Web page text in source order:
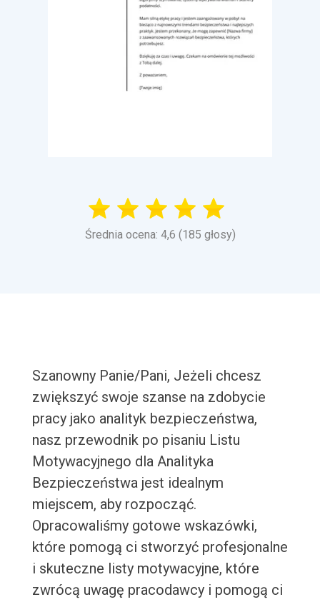
Średnia ocena: 4,6 (185 głosy)
Szanowny Panie/Pani, Jeżeli chcesz
zwiększyć swoje szanse na zdobycie
pracy jako analityk bezpieczeństwa,
nasz przewodnik po pisaniu Listu
Motywacyjnego dla Analityka
Bezpieczeństwa jest idealnym
miejscem, aby rozpocząć.
Opracowaliśmy gotowe wskazówki,
które pomogą ci stworzyć profesjonalne
i skuteczne listy motywacyjne, które
zwrócą uwagę pracodawcy i pomogą ci